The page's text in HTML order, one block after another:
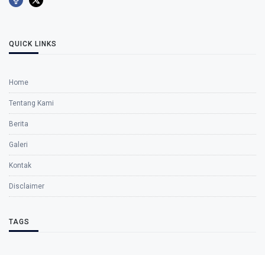
QUICK LINKS
Home
Tentang Kami
Berita
Galeri
Kontak
Disclaimer
TAGS